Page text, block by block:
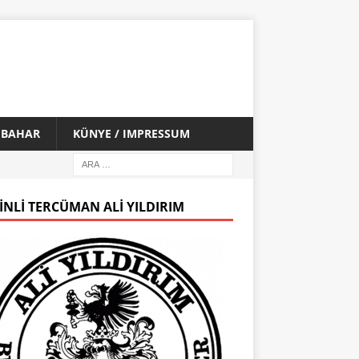
KÜNYE / IMPRESSUM
TERCÜMAN ALI YILDIRIM